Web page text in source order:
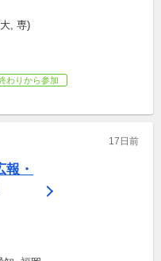
, 専)
わりから参加
17日前
報・